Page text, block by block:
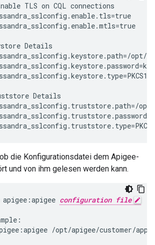
TLS on CQL connections
Details
opt/
Details
die Konfigurationsdatei dem Apigee-
und von ihm gelesen werden kann.
apigee:apigee configuration file